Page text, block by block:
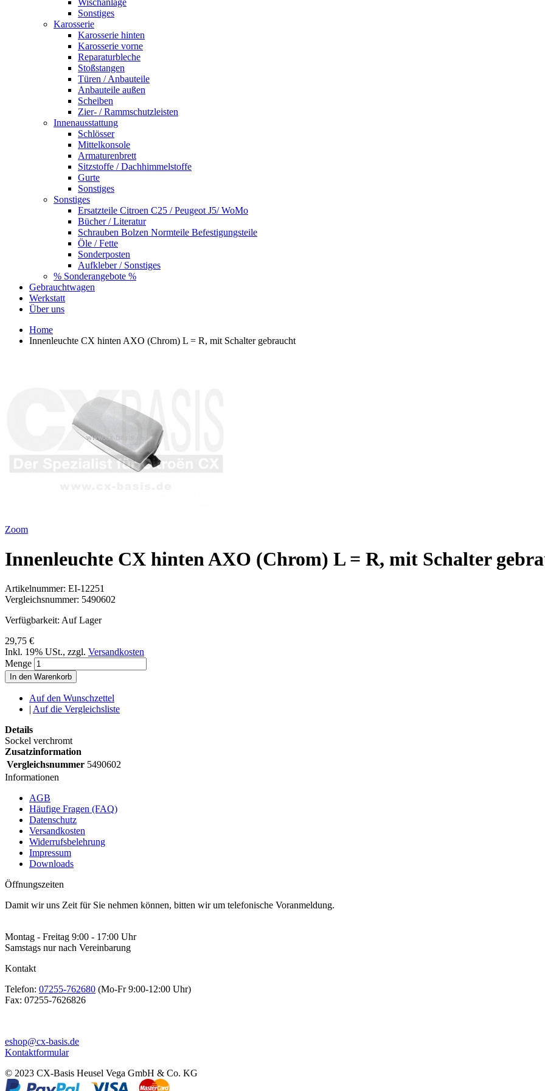
Sonstiges
Karosserie
Karosserie hinten
Karosserie vorne
Reparaturbleche
Stoßstangen
Türen / Anbauteile
Anbauteile außen
Scheiben
Zier- / Rammschutzleisten
Innenausstattung
Schlösser
Mittelkonsole
Armaturenbrett
Sitzstoffe / Dachhimmelstoffe
Gurte
Sonstiges
Sonstiges
Ersatzteile Citroen C25 / Peugeot J5/ WoMo
Bücher / Literatur
Schrauben Bolzen Normteile Befestigungsteile
Öle / Fette
Sonderposten
Aufkleber / Sonstiges
% Sonderangebote %
Gebrauchtwagen
Werkstatt
Über uns
Home
Innenleuchte CX hinten AXO (Chrom) L = R, mit Schalter gebraucht
Zoom
Innenleuchte CX hinten AXO (Chrom) L = R, mit Schalter
Artikelnummer: EI-12251
Vergleichsnummer: 5490602
Verfügbarkeit: Auf Lager
29,75 €
Inkl. 19% USt., zzgl. Versandkosten
Menge
In den Warenkorb
Auf den Wunschzettel
| Auf die Vergleichsliste
Details
Sockel verchromt
Zusatzinformation
Vergleichsnummer 5490602
Informationen
AGB
Häufige Fragen (FAQ)
Datenschutz
Versandkosten
Widerrufsbelehrung
Impressum
Downloads
Öffnungszeiten
Damit wir uns Zeit für Sie nehmen können, bitten wir um telefonische Voranmeldung.
Montag - Freitag 9:00 - 17:00 Uhr
Samstags nur nach Vereinbarung
Kontakt
Telefon: 07255-762680 (Mo-Fr 9:00-12:00 Uhr)
Fax: 07255-7626826
eshop@cx-basis.de
Kontaktformular
© 2023 CX-Basis Heusel Vega GmbH & Co. KG